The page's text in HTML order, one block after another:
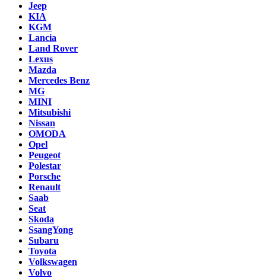
Jeep
KIA
KGM
Lancia
Land Rover
Lexus
Mazda
Mercedes Benz
MG
MINI
Mitsubishi
Nissan
OMODA
Opel
Peugeot
Polestar
Porsche
Renault
Saab
Seat
Skoda
SsangYong
Subaru
Toyota
Volkswagen
Volvo